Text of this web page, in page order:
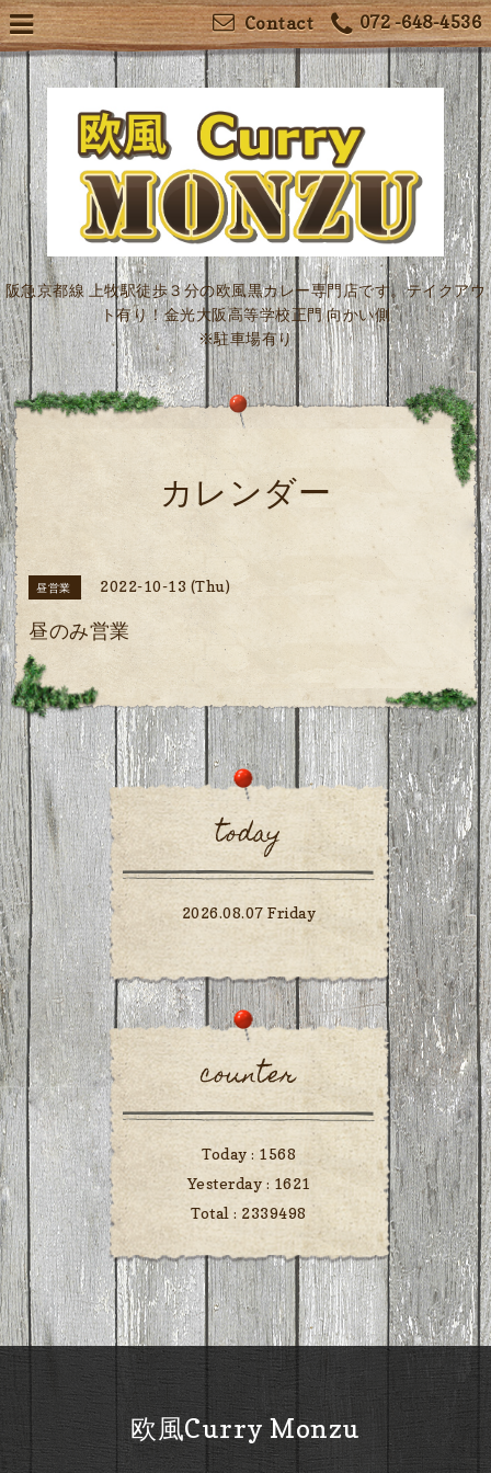
072 -648-4536
Contact
阪急京都線 上牧駅徒歩３分の欧風黒カレー専門店です。テイクアウ
ト有り！金光大阪高等学校正門 向かい側
※駐車場有り
カレンダー
昼営業 2022-10-13 (Thu)
昼のみ営業
today
2026.08.07 Friday
counter
Today : 1568
Yesterday : 1621
Total : 2339498
欧風Curry Monzu